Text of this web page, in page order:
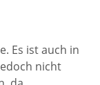
Es ist auch in
nicht